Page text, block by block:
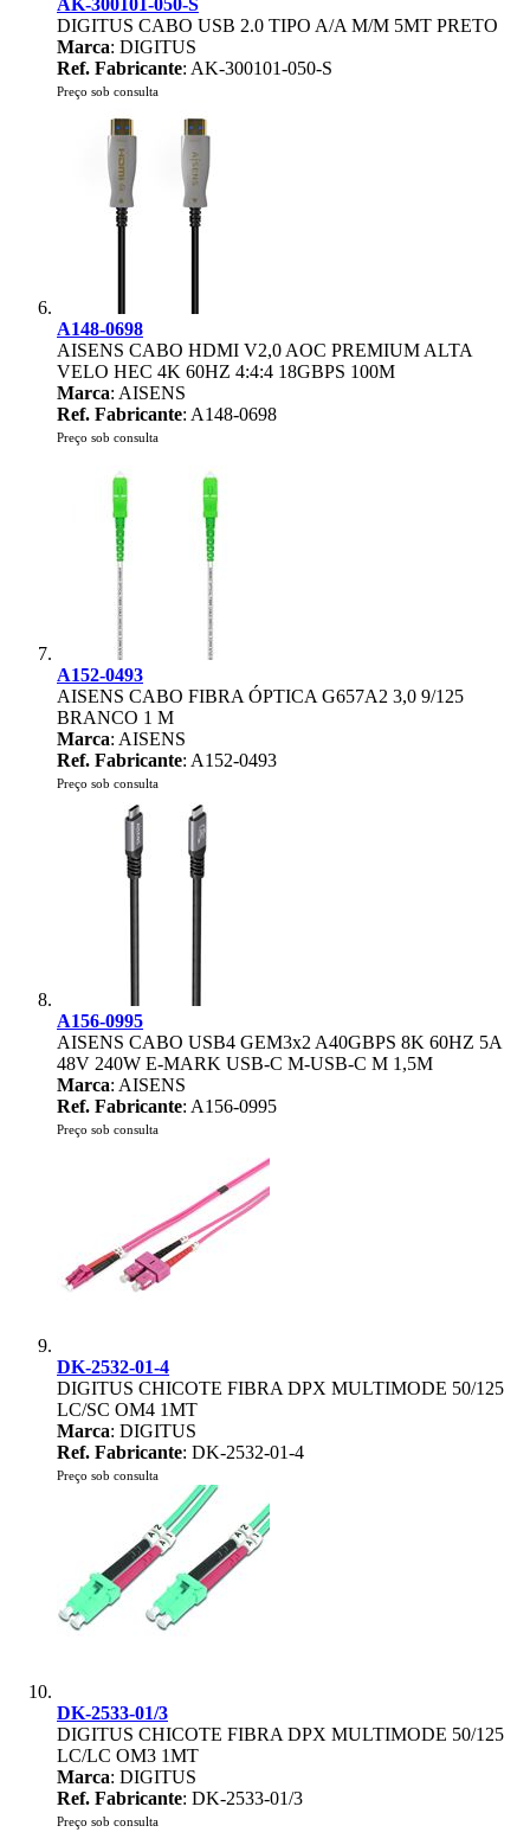
AK-300101-050-S
DIGITUS CABO USB 2.0 TIPO A/A M/M 5MT PRETO
Marca: DIGITUS
Ref. Fabricante: AK-300101-050-S
Preço sob consulta
A148-0698
AISENS CABO HDMI V2,0 AOC PREMIUM ALTA
VELO HEC 4K 60HZ 4:4:4 18GBPS 100M
Marca: AISENS
Ref. Fabricante: A148-0698
Preço sob consulta
A152-0493
AISENS CABO FIBRA ÓPTICA G657A2 3,0 9/125
BRANCO 1 M
Marca: AISENS
Ref. Fabricante: A152-0493
Preço sob consulta
A156-0995
AISENS CABO USB4 GEM3x2 A40GBPS 8K 60HZ 5A
48V 240W E-MARK USB-C M-USB-C M 1,5M
Marca: AISENS
Ref. Fabricante: A156-0995
Preço sob consulta
DK-2532-01-4
DIGITUS CHICOTE FIBRA DPX MULTIMODE 50/125
LC/SC OM4 1MT
Marca: DIGITUS
Ref. Fabricante: DK-2532-01-4
Preço sob consulta
DK-2533-01/3
DIGITUS CHICOTE FIBRA DPX MULTIMODE 50/125
LC/LC OM3 1MT
Marca: DIGITUS
Ref. Fabricante: DK-2533-01/3
Preço sob consulta